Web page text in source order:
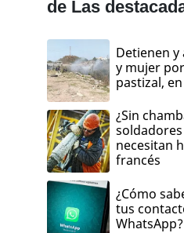
de Las
Detienen
y mujer
pastizal,
¿Sin
necesitan
francés
¿Cómo
tus
WhatsApp?